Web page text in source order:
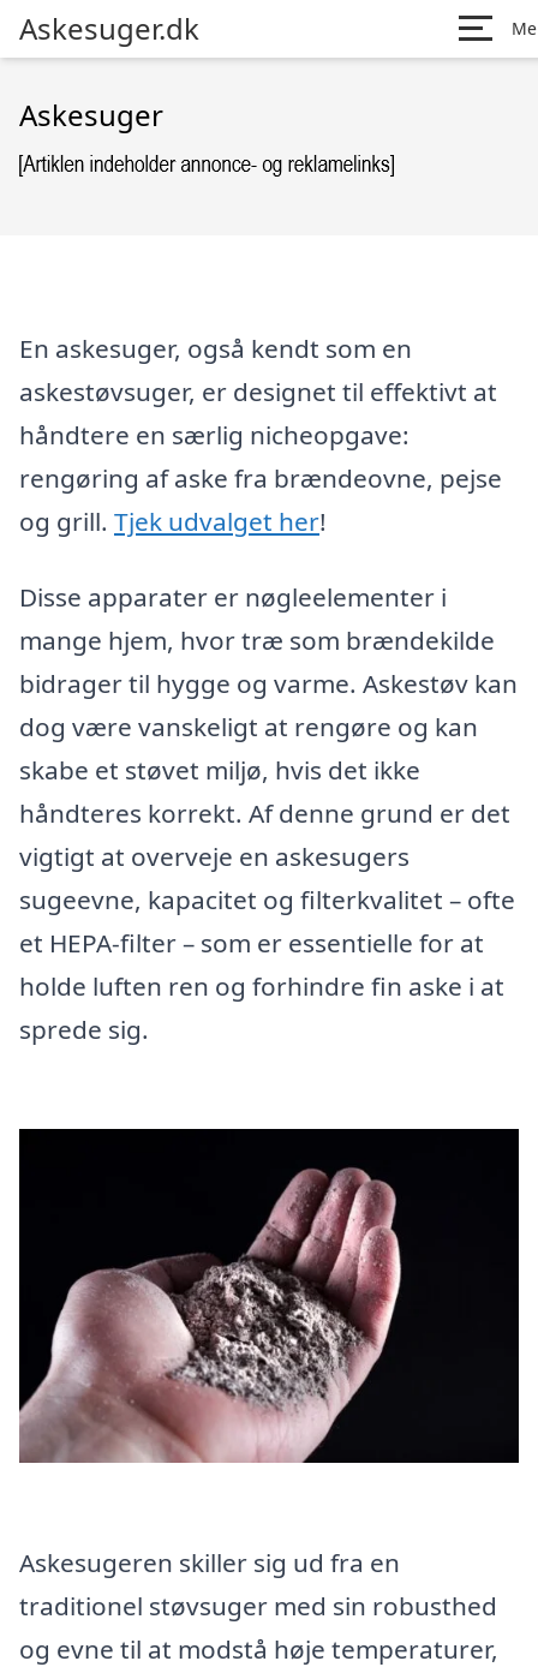
Askesuger.dk
Askesuger
En askesuger, også kendt som en
askestøvsuger, er designet til effektivt at
håndtere en særlig nicheopgave:
rengøring af aske fra brændeovne, pejse
og grill. Tjek udvalget her!
Disse apparater er nøgleelementer i
mange hjem, hvor træ som brændekilde
bidrager til hygge og varme. Askestøv kan
dog være vanskeligt at rengøre og kan
skabe et støvet miljø, hvis det ikke
håndteres korrekt. Af denne grund er det
vigtigt at overveje en askesugers
sugeevne, kapacitet og filterkvalitet – ofte
et HEPA-filter – som er essentielle for at
holde luften ren og forhindre fin aske i at
sprede sig.
Askesugeren skiller sig ud fra en
traditionel støvsuger med sin robusthed
og evne til at modstå høje temperaturer,